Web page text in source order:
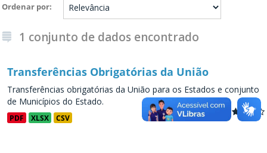
Ordenar por
1 conjunto de dados encontrado
Transferências Obrigatórias da União
Transferências obrigatórias da União para os Estados e conjunto
de Municípios do Estado.
PDF XLSX CSV